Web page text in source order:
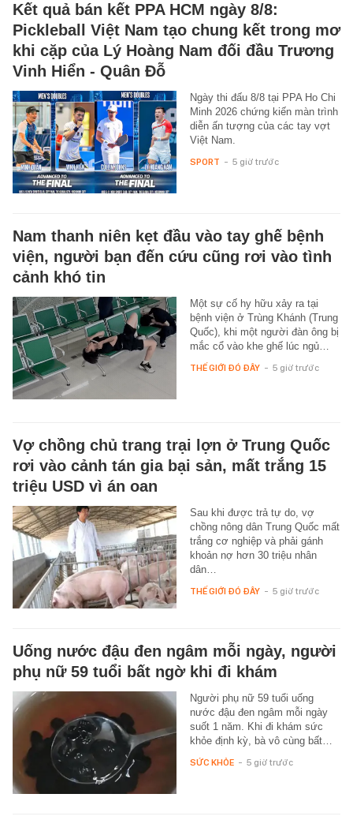
Kết quả bán kết PPA HCM ngày 8/8:
Pickleball Việt Nam tạo chung kết trong mơ
khi cặp của Lý Hoàng Nam đối đầu Trương
Vinh Hiển - Quân Đỗ
Ngày thi đấu 8/8 tại PPA Ho Chi
Minh 2026 chứng kiến màn trình
diễn ấn tượng của các tay vợt
Việt Nam.
SPORT - 5 giờ trước
Nam thanh niên kẹt đầu vào tay ghế bệnh
viện, người bạn đến cứu cũng rơi vào tình
cảnh khó tin
Một sự cố hy hữu xảy ra tại
bệnh viện ở Trùng Khánh (Trung
Quốc), khi một người đàn ông bị
mắc cổ vào khe ghế lúc ngủ…
THẾ GIỚI ĐÓ ĐÂY - 5 giờ trước
Vợ chồng chủ trang trại lợn ở Trung Quốc
rơi vào cảnh tán gia bại sản, mất trắng 15
triệu USD vì án oan
Sau khi được trả tự do, vợ
chồng nông dân Trung Quốc mất
trắng cơ nghiệp và phải gánh
khoản nợ hơn 30 triệu nhân
dân…
THẾ GIỚI ĐÓ ĐÂY - 5 giờ trước
Uống nước đậu đen ngâm mỗi ngày, người
phụ nữ 59 tuổi bất ngờ khi đi khám
Người phụ nữ 59 tuổi uống
nước đậu đen ngâm mỗi ngày
suốt 1 năm. Khi đi khám sức
khỏe định kỳ, bà vô cùng bất…
SỨC KHỎE - 5 giờ trước